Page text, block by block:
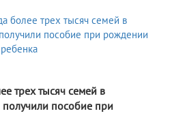
трех тысяч семей в
получили пособие при